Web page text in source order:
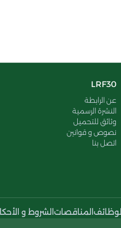
LRF30
عن الرابطة
النشرة الرسمية
وثائق للتحميل
نصوص و قوانين
اتصل بنا
الوظائف المناقصات الشروط و